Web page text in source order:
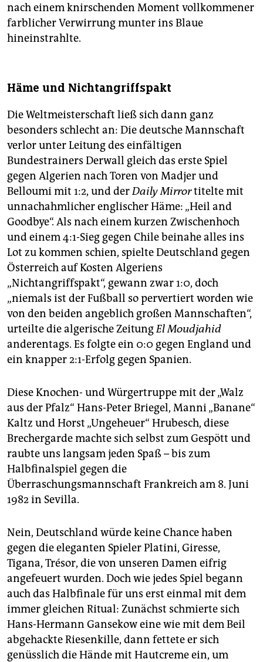
nach einem knirschenden Moment vollkommener
farblicher Verwirrung munter ins Blaue
hineinstrahlte.
Häme und Nichtangriffspakt
Die Weltmeisterschaft ließ sich dann ganz
besonders schlecht an: Die deutsche Mannschaft
verlor unter Leitung des einfältigen
Bundestrainers Derwall gleich das erste Spiel
gegen Algerien nach Toren von Madjer und
Belloumi mit 1:2, und derDaily Mirrortitelte mit
unnachahmlicher englischer Häme: „Heil and
Goodbye“. Als nach einem kurzen Zwischenhoch
und einem 4:1-Sieg gegen Chile beinahe alles ins
Lot zu kommen schien, spielte Deutschland gegen
Österreich auf Kosten Algeriens
„Nichtangriffspakt“, gewann zwar 1:0, doch
„niemals ist der Fußball so pervertiert worden wie
von den beiden angeblich großen Mannschaften“,
urteilte die algerische ZeitungEl Moudjahid
anderentags. Es folgte ein 0:0 gegen England und
ein knapper 2:1-Erfolg gegen Spanien.
Diese Knochen- und Würgertruppe mit der „Walz
aus der Pfalz“ Hans-Peter Briegel, Manni „Banane“
Kaltz und Horst „Ungeheuer“ Hrubesch, diese
Brechergarde machte sich selbst zum Gespött und
raubte uns langsam jeden Spaß – bis zum
Halbfinalspiel gegen die
Überraschungsmannschaft Frankreich am 8. Juni
1982 in Sevilla.
Nein, Deutschland würde keine Chance haben
gegen die eleganten Spieler Platini, Giresse,
Tigana, Trésor, die von unseren Damen eifrig
angefeuert wurden. Doch wie jedes Spiel begann
auch das Halbfinale für uns erst einmal mit dem
immer gleichen Ritual: Zunächst schmierte sich
Hans-Hermann Gansekow eine wie mit dem Beil
abgehackte Riesenkille, dann fettete er sich
genüsslich die Hände mit Hautcreme ein, um